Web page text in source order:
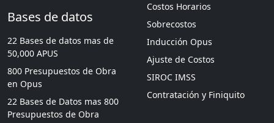
Bases de datos
22 Bases de datos mas de
50,000 APUS
800 Presupuestos de Obra
en Opus
22 Bases de Datos mas 800
Presupuestos de Obra
Costos Horarios
Sobrecostos
Inducción Opus
Ajuste de Costos
SIROC IMSS
Contratación y Finiquito